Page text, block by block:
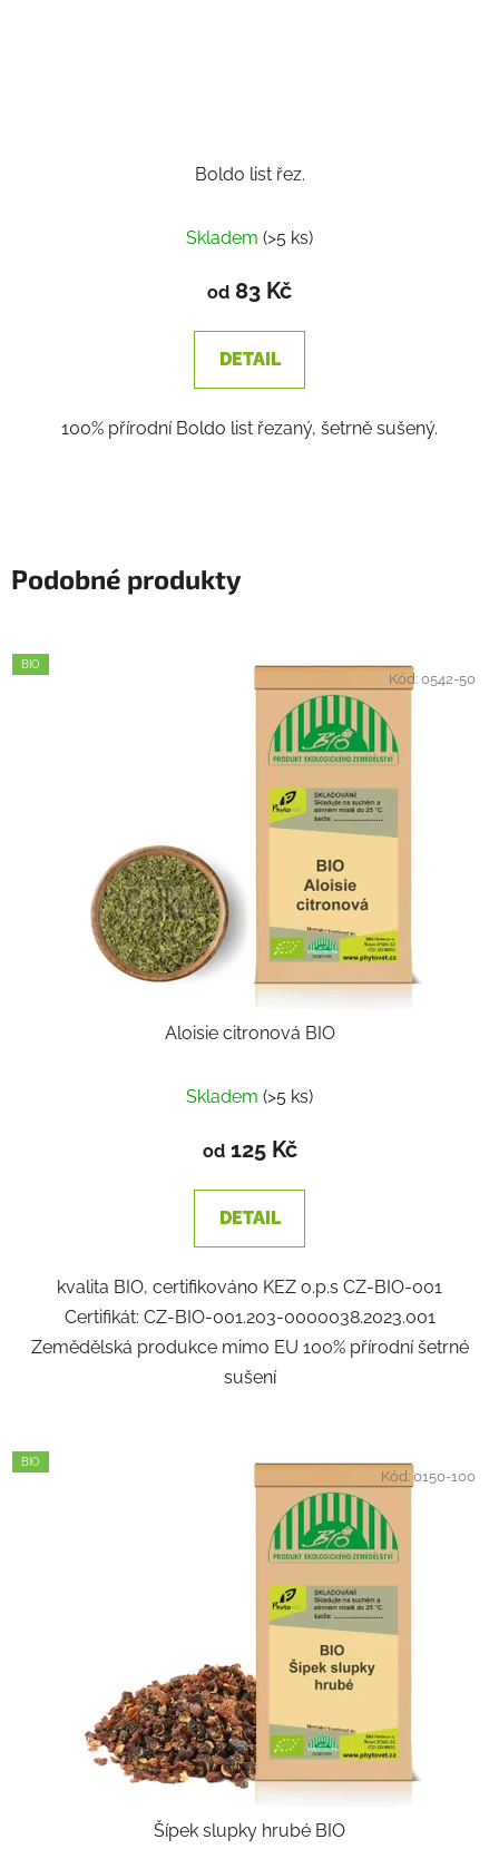
Boldo list řez.
Skladem (>5 ks)
od 83 Kč
DETAIL
100% přírodní Boldo list řezaný, šetrně sušený.
Podobné produkty
BIO
Aloisie citronová BIO
Skladem (>5 ks)
od125 Kč
DETAIL
kvalita BIO, certifikováno KEZ o.p.s CZ-BIO-001
Certifikát: CZ-BIO-001.203-0000038.2023.001
Zemědělská produkce mimo EU 100% přírodní šetrné
sušení
Kód:0542-50
BIO
Šípek slupky hrubé BIO
Kód:0150-100